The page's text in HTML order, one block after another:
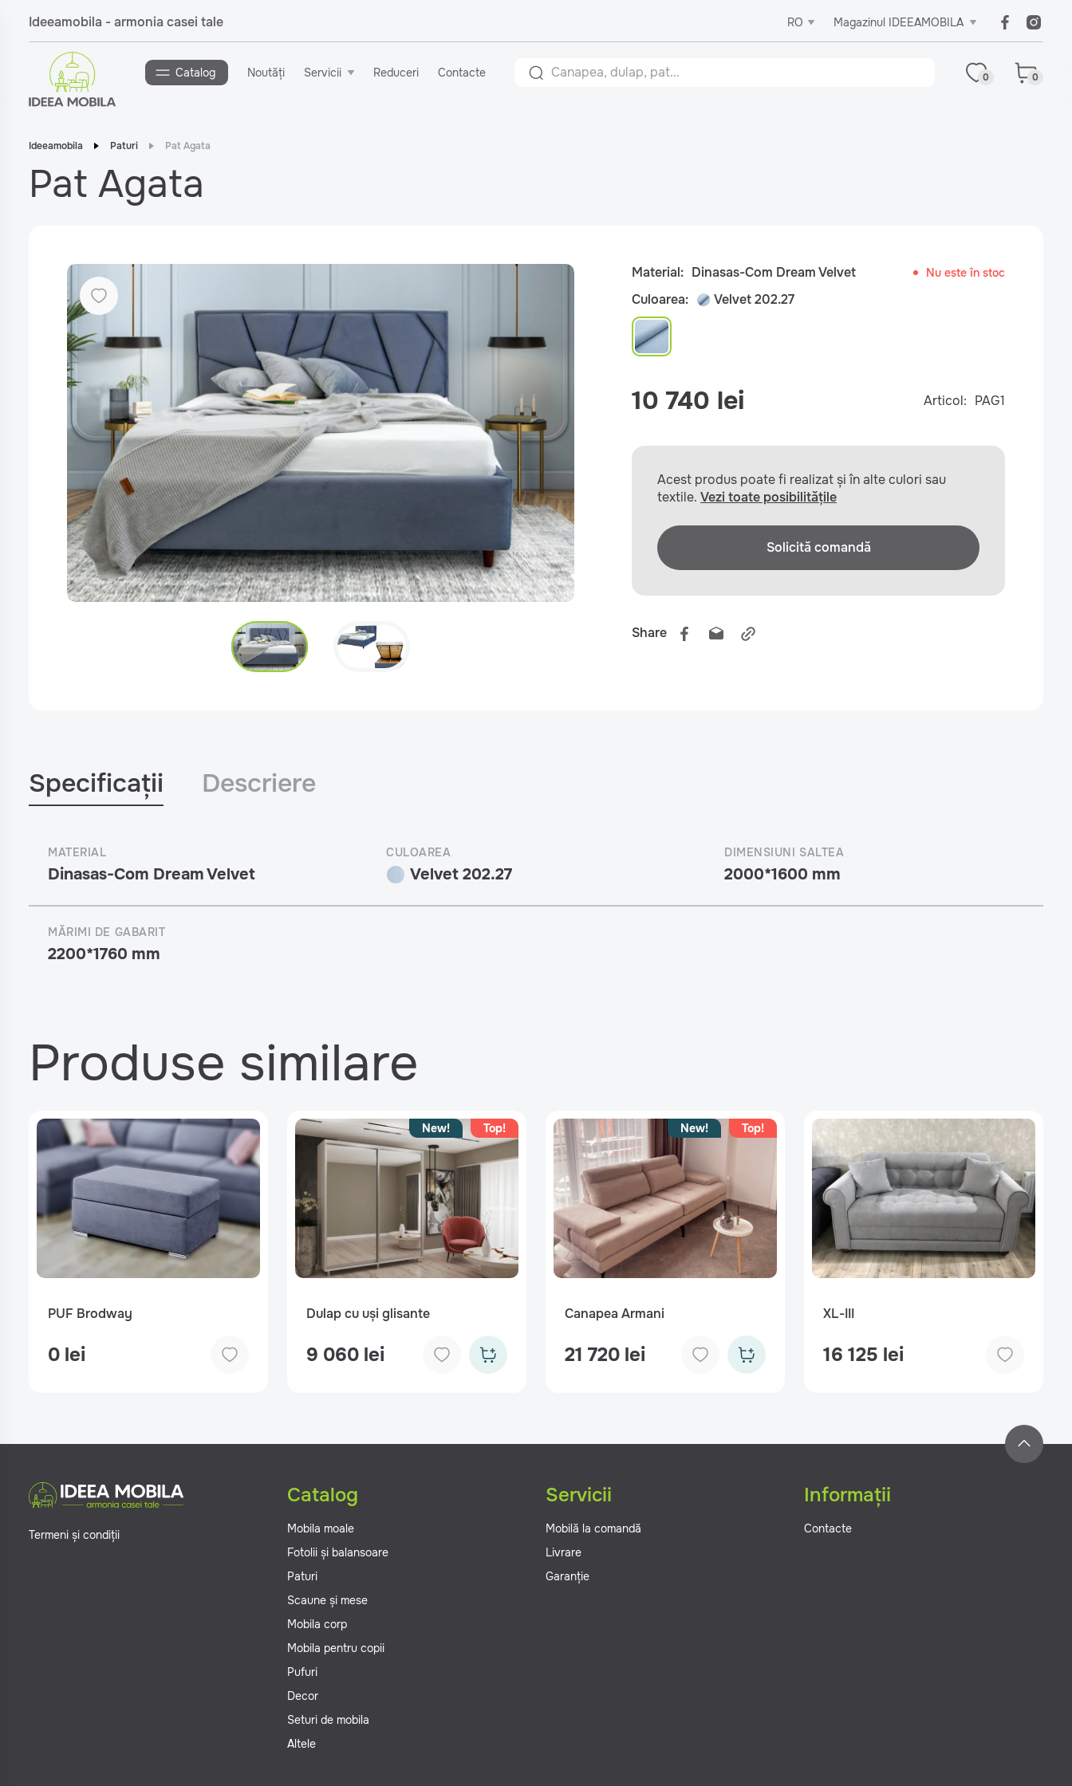
Ideeamobila - armonia casei tale RO Magazinul IDEEAMOBILA
Catalog Noutăți Servicii Reduceri Contacte 0 0
Ideeamobila Paturi Pat Agata
Pat Agata
Material: Dinasas-Com Dream Velvet Nu este în stoc
Culoarea: Velvet 202.27
10 740 lei Articol: PAG1
Share
Acest produs poate fi realizat și în alte culori sau
textile. Vezi toate posibilitățile
Solicită comandă
Specificații Descriere
MATERIAL
Dinasas-Com Dream Velvet
CULOAREA
Velvet 202.27
DIMENSIUNI SALTEA
2000*1600 mm
MĂRIMI DE GABARIT
2200*1760 mm
Produse similare
PUF Brodway
0 lei
New! Top!
Dulap cu uși glisante
9 060 lei
New! Top!
Canapea Armani
21 720 lei
XL-III
16 125 lei
Termeni și condiții
Catalog
Mobila moale
Fotolii și balansoare
Paturi
Scaune și mese
Mobila corp
Mobila pentru copii
Pufuri
Decor
Seturi de mobila
Altele
Servicii
Mobilă la comandă
Livrare
Garanție
Informații
Contacte